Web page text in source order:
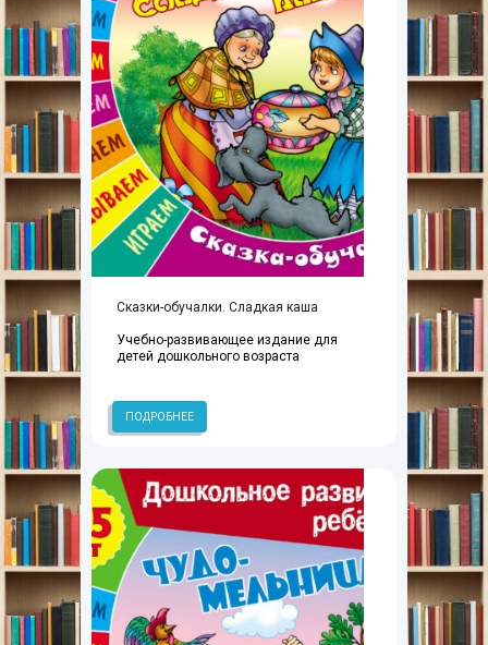
Сказки-обучалки. Сладкая каша
Учебно-развивающее издание для
детей дошкольного возраста
ПОДРОБНЕЕ